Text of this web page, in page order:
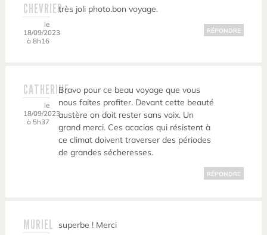
CHEVRIER
le
18/09/2023
à 8h16
très joli photo.bon voyage.
RÉPONDRE
CATHERINE
le
18/09/2023
à 5h37
Bravo pour ce beau voyage que vous
nous faites profiter. Devant cette beauté
austère on doit rester sans voix. Un
grand merci. Ces acacias qui résistent à
ce climat doivent traverser des périodes
de grandes sécheresses.
RÉPONDRE
MURIEL superbe ! Merci